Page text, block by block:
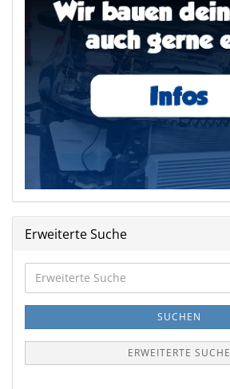
Erweiterte Suche
Suche
SUCHEN
ERWEITERTE SUCHE